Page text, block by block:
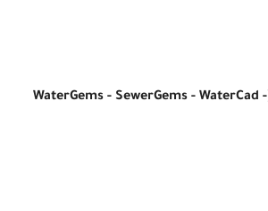
(WaterGems - SewerGems - WaterCad -